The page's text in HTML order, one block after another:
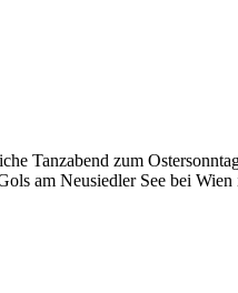
Tanzabend zum
am Neusiedler See bei